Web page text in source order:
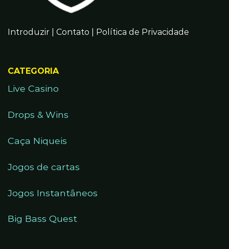
Introduzir Contato Política de Privacidade
CATEGORIA
Live Casino
Drops & Wins
Caça Niqueis
Jogos de cartas
Jogos Instantâneos
Big Bass Quest